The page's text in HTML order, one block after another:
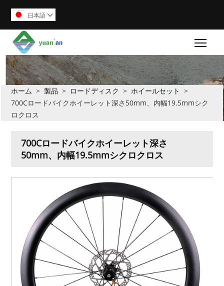
日本語 
ホーム > 製品 > ロードディスク > ホイールセット
>
700Cロードバイクホイーレット深さ50mm、内幅19.5mmシク
ロクロス
700Cロードバイクホイーレット深さ
50mm、内幅19.5mmシクロクロス